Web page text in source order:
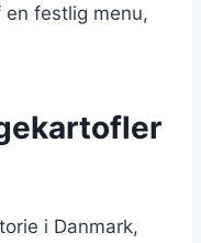
festlig menu,
i Danmark,